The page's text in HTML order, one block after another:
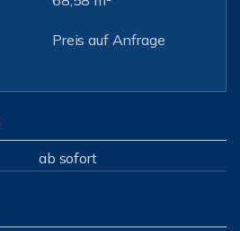
Preis auf Anfrage
ab sofort